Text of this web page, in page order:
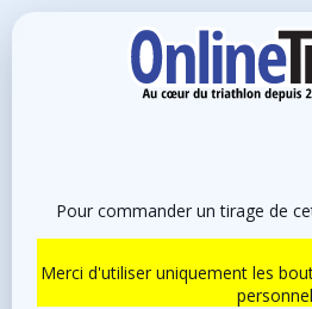
Pour commander un tirage de
Merci d'utiliser uniquement les